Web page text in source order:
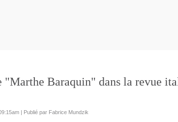
"Marthe Baraquin" dans la revue
| Publié par Fabrice Mundzik